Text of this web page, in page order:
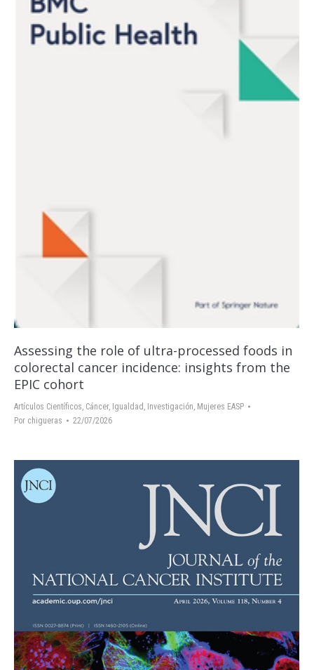
Assessing the role of ultra-processed foods in
colorectal cancer incidence: insights from the
EPIC cohort
Artículos Científicos, Cáncer, Igualdad , Investigación, Mujeres EASP
Por chigueras 22/07/2026